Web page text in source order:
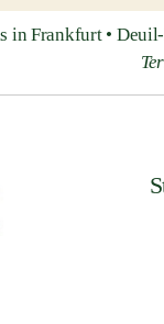
in Frankfurt •